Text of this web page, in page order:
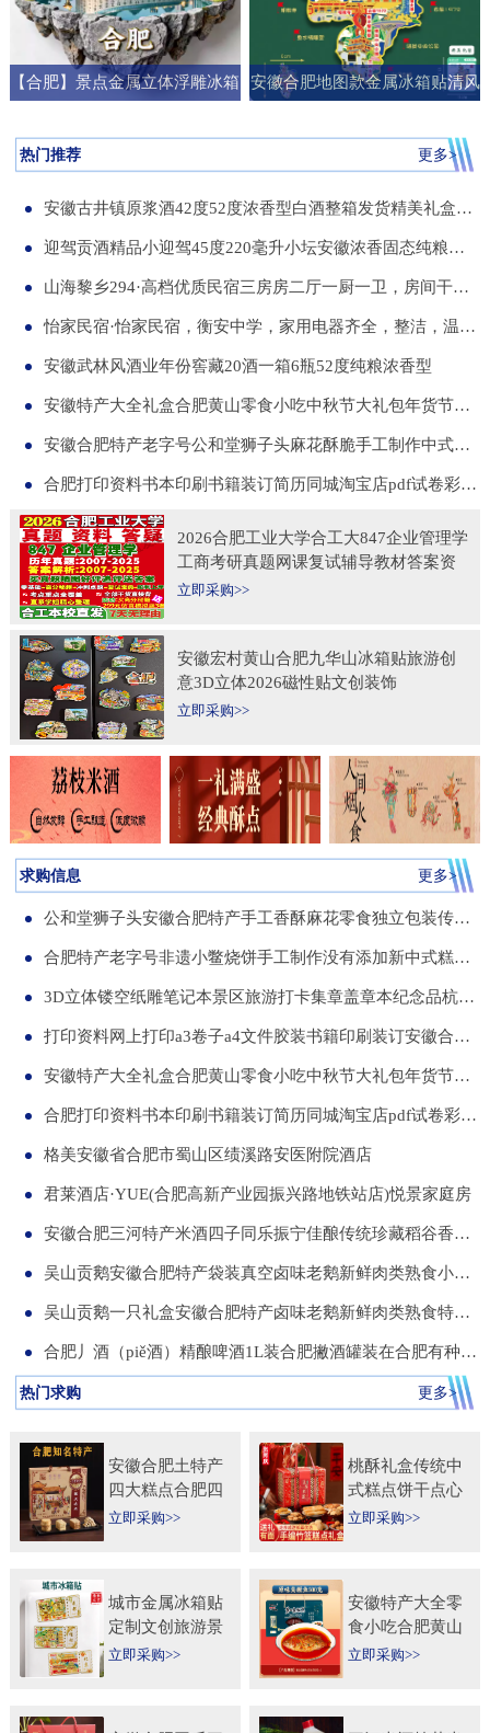
【合肥】景点金属立体浮雕冰箱 安徽合肥地图款金属冰箱贴清风
热门推荐 更多>
安徽古井镇原浆酒42度52度浓香型白酒整箱发货精美礼盒纯粮食白酒
迎驾贡酒精品小迎驾45度220毫升小坛安徽浓香固态纯粮酒整箱12瓶
山海黎乡294·高档优质民宿三房房二厅一厨一卫，房间干净整洁，可短住，可长租
怡家民宿·怡家民宿，衡安中学，家用电器齐全，整洁，温馨，可短租，月租
安徽武林风酒业年份窖藏20酒一箱6瓶52度纯粮浓香型
安徽特产大全礼盒合肥黄山零食小吃中秋节大礼包年货节送伴手礼品
安徽合肥特产老字号公和堂狮子头麻花酥脆手工制作中式糕点伴手礼
合肥打印资料书本印刷书籍装订简历同城淘宝店pdf试卷彩色a34讲义
2026合肥工业大学合工大847企业管理学
工商考研真题网课复试辅导教材答案资
料考前冲刺押题预测三套卷3套题
立即采购>>
安徽宏村黄山合肥九华山冰箱贴旅游创
意3D立体2026磁性贴文创装饰
立即采购>>
求购信息 更多>
公和堂狮子头安徽合肥特产手工香酥麻花零食独立包装传统老式糕点
合肥特产老字号非遗小鳖烧饼手工制作没有添加新中式糕点伴手礼
3D立体镂空纸雕笔记本景区旅游打卡集章盖章本纪念品杭州合肥昆明武汉城市文创本可定制集章册景点北京logo
打印资料网上打印a3卷子a4文件胶装书籍印刷装订安徽合肥同城服务
安徽特产大全礼盒合肥黄山零食小吃中秋节大礼包年货节送伴手礼品
合肥打印资料书本印刷书籍装订简历同城淘宝店pdf试卷彩色a34讲义
格美安徽省合肥市蜀山区绩溪路安医附院酒店
君莱酒店·YUE(合肥高新产业园振兴路地铁站店)悦景家庭房
安徽合肥三河特产米酒四子同乐振宁佳酿传统珍藏稻谷香一箱两瓶
吴山贡鹅安徽合肥特产袋装真空卤味老鹅新鲜肉类熟食小吃包河发货
吴山贡鹅一只礼盒安徽合肥特产卤味老鹅新鲜肉类熟食特色小吃包邮
合肥丿酒（piě酒）精酿啤酒1L装合肥撇酒罐装在合肥有种局叫丿酒
热门求购 更多>
安徽合肥土特产
四大糕点合肥四
大名点礼盒零食
立即采购>>
桃酥礼盒传统中
式糕点饼干点心
特产食品伴手礼
立即采购>>
城市金属冰箱贴
定制文创旅游景
区纪念礼品定做
立即采购>>
安徽特产大全零
食小吃合肥黄山
烧饼糕点臭鳜鱼
立即采购>>